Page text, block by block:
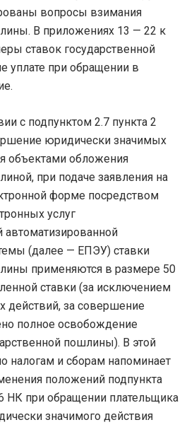
вопросы взимания
В приложениях 13 — 22 к
ставок государственной
при обращении в
с подпунктом 2.7 пункта 2
юридически значимых
объектами обложения
при подаче заявления на
форме посредством
услуг
автоматизированной
(далее — ЕПЭУ) ставки
применяются в размере 50
ставки (за исключением
действий, за совершение
полное освобождение
пошлины). В этой
налогам и сборам напоминает
положений подпункта
НК при обращении плательщика
значимого действия